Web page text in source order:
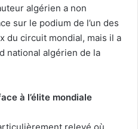
algérien a non
sur le podium de l’un des
du circuit mondial, mais il a
national algérien de la
à l’élite mondiale
relevé où